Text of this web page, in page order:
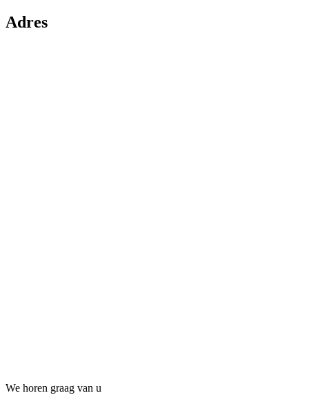
Adres
We horen graag van u